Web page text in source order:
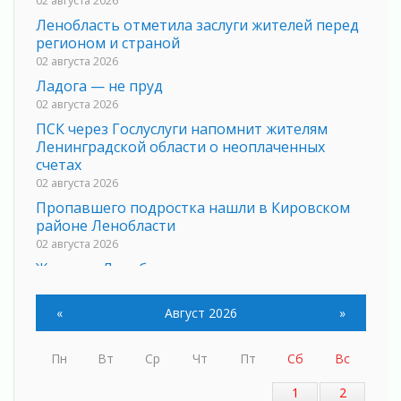
Ленобласть отметила заслуги жителей перед
регионом и страной
02 августа 2026
Ладога — не пруд
02 августа 2026
ПСК через Гослуслуги напомнит жителям
Ленинградской области о неоплаченных
счетах
02 августа 2026
Пропавшего подростка нашли в Кировском
районе Ленобласти
02 августа 2026
Жителям Ленобласти напомнили, как
В Ивангороде назвали новых почетных
02 августа 2026
« Август 2026 »
Пн Вт Ср Чт Пт Сб
Вс
1
2